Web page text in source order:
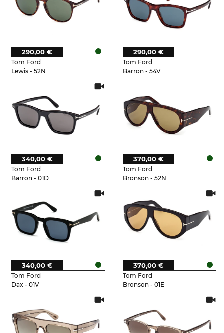
Tom Ford
Lewis - 52N
290,00 €
Tom Ford
Barron - 54V
290,00 €
Tom Ford
Barron - 01D
340,00 €
Tom Ford
Bronson - 52N
370,00 €
Tom Ford
Dax - 01V
340,00 €
Tom Ford
Bronson - 01E
370,00 €